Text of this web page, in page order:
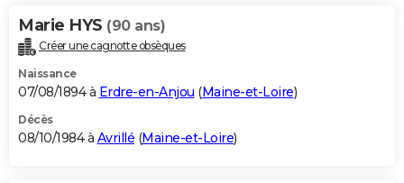
Marie HYS (90 ans)
Créer une cagnotte obsèques
Naissance
07/08/1894 à Erdre-en-Anjou (Maine-et-Loire)
Décès
08/10/1984 à Avrillé (Maine-et-Loire)